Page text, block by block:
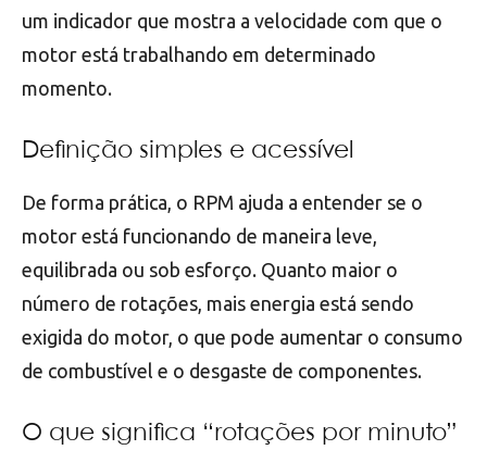
um indicador que mostra a velocidade com que o
motor está trabalhando em determinado
momento.
Definição simples e acessível
De forma prática, o RPM ajuda a entender se o
motor está funcionando de maneira leve,
equilibrada ou sob esforço. Quanto maior o
número de rotações, mais energia está sendo
exigida do motor, o que pode aumentar o consumo
de combustível e o desgaste de componentes.
O que significa “rotações por minuto”